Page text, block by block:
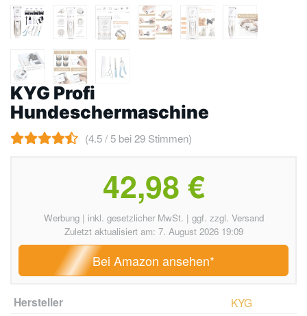
KYG Profi
Hundeschermaschine
(4.5 / 5 bei 29 Stimmen)
42,98 €
Werbung | inkl. gesetzlicher MwSt. | ggf. zzgl. Versand
Zuletzt aktualisiert am: 7. August 2026 19:09
Bei Amazon ansehen*
Hersteller KYG